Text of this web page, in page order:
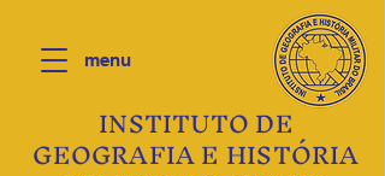
INSTITUTO DE
GEOGRAFIA E HISTÓRIA
menu